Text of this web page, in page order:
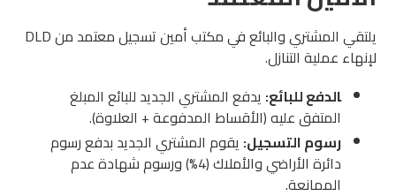
يلتقي المشتري والبائع في مكتب أمين تسجيل معتمد من DLD
لإنهاء عملية التنازل.
الدفع للبائع: يدفع المشتري الجديد للبائع المبلغ
المتفق عليه (الأقساط المدفوعة + العلاوة).
رسوم التسجيل: يقوم المشتري الجديد بدفع رسوم
دائرة الأراضي والأملاك (4%) ورسوم شهادة عدم
الممانعة.